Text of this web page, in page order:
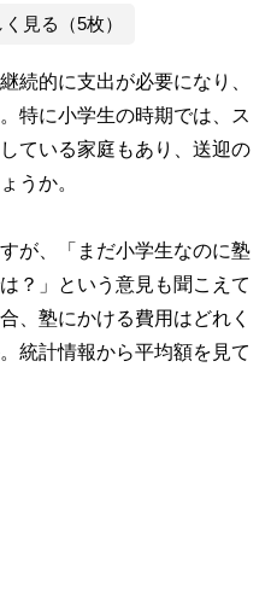
見る（5枚）
続的に支出が必要になり、
特に小学生の時期では、ス
ている家庭もあり、送迎の
うか。
が、「まだ小学生なのに塾
？」という意見も聞こえて
、塾にかける費用はどれく
統計情報から平均額を見て